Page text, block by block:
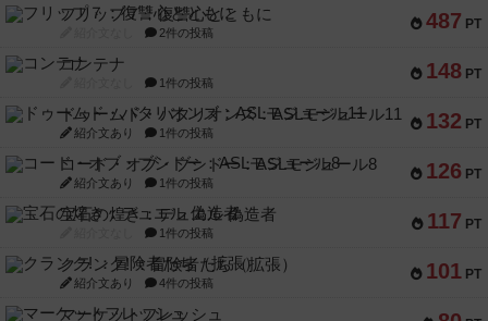
487 PT
フリップ７：復讐心とともに
2件の投稿
148 PT
コンテナ
1件の投稿
132 PT
ドゥームド・バタリオンズ：ASLモジュール11
紹介文あり 1件の投稿
126 PT
コード・オブ・ブシドー：ASLモジュール8
紹介文あり 1件の投稿
117 PT
宝石の煌き：デュエル 偽造者
1件の投稿
101 PT
クランク! ：冒険者たち（拡張）
紹介文あり 4件の投稿
マーケットフレッシュ